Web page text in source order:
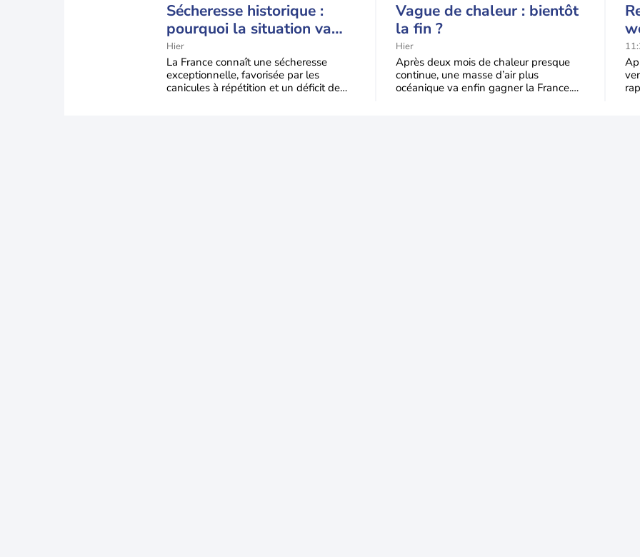
Sécheresse historique :
pourquoi la situation va
encore s'aggraver jusqu'à
la mi-août
Hier
La France connaît une sécheresse
exceptionnelle, favorisée par les
canicules à répétition et un déficit de
Vague de chaleur : bientôt
la fin ?
Hier
Après deux mois de chaleur presque
continue, une masse d’air plus
océanique va enfin gagner la France.